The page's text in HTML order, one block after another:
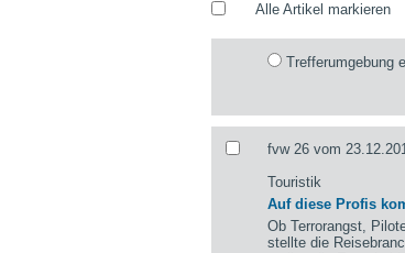
Alle Artikel markieren
Trefferumgebung
fvw 26 vom
Touristik
Auf diese Profis
Ob Terrorangst,
stellte die